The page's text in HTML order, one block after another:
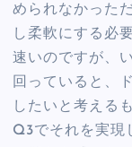
められなかった
し柔軟にする必
速いのですが、
回っていると、
したいと考える
Q3でそれを実現